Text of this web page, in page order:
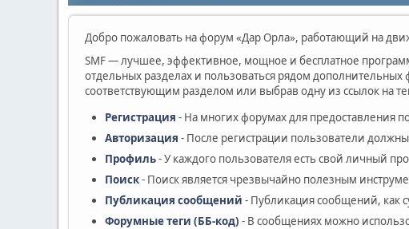
Добро пожаловать на форум «Дар Орла», работающий на
SMF — лучшее, эффективное, мощное и бесплатное
отдельных разделах и пользоваться рядом
соответствующим разделом или выбрав одну из ссылок на
Регистрация - На многих форумах для предоставления
Авторизация - После регистрации пользователи
Профиль- У каждого пользователя есть свой личный
Поиск- Поиск является чрезвычайно полезным
Публикация сообщений - Публикация сообщений, как
Форумные теги (ББ-код) - В сообщениях можно